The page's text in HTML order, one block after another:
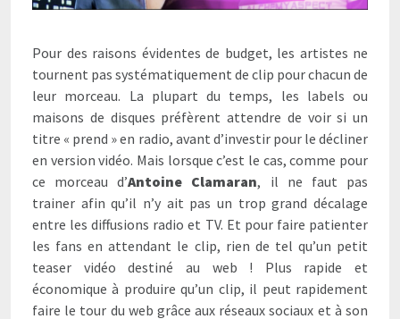
Pour des raisons évidentes de budget, les artistes ne
tournent pas systématiquement de clip pour chacun de
leur morceau. La plupart du temps, les labels ou
maisons de disques préfèrent attendre de voir si un
titre « prend » en radio, avant d’investir pour le décliner
en version vidéo. Mais lorsque c’est le cas, comme pour
ce morceau d’Antoine Clamaran, il ne faut pas
trainer afin qu’il n’y ait pas un trop grand décalage
entre les diffusions radio et TV. Et pour faire patienter
les fans en attendant le clip, rien de tel qu’un petit
teaser vidéo destiné au web ! Plus rapide et
économique à produire qu’un clip, il peut rapidement
faire le tour du web grâce aux réseaux sociaux et à son